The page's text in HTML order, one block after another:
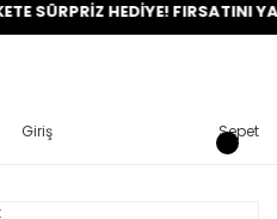
HEDİYE! FIRSATINI
Giriş Sepet